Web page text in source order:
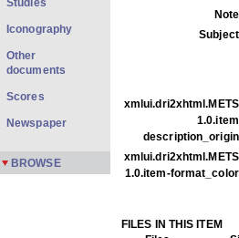
1.0.item-
FILES IN THIS ITEM
Studies
Iconography
Other
documents
Scores
Newspaper
BROWSE